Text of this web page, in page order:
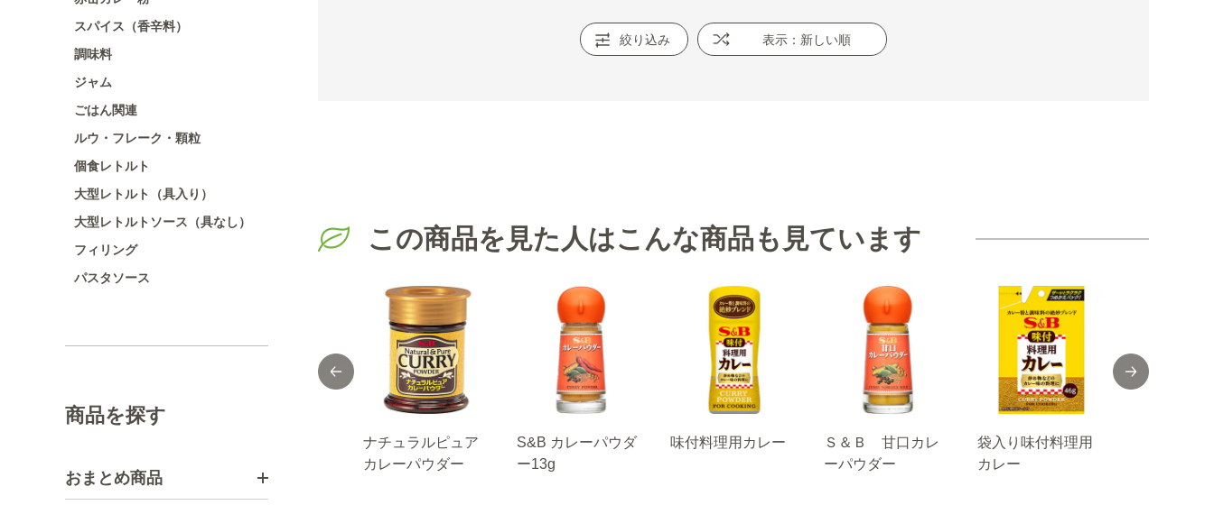
スパイス（香辛料）
調味料
ジャム
ごはん関連
ルウ・フレーク・顆粒
個食レトルト
大型レトルト（具入り）
大型レトルトソース（具なし）
フィリング
パスタソース
商品を探す
おまとめ商品
絞り込み 表示：新しい順
この商品を見た人はこんな商品も見ています
ナチュラルピュア
カレーパウダー
S&B カレーパウダ
ー13g
味付料理用カレー
Ｓ＆Ｂ 甘口カレ
ーパウダー
袋入り味付料理用
カレー